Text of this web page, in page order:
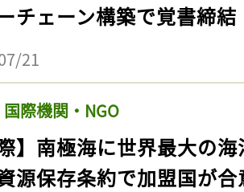
チェーン構築で覚書締結
21
際機関・NGO
際】南極海に世界最大の
源保存条約で加盟国が合
会員登録